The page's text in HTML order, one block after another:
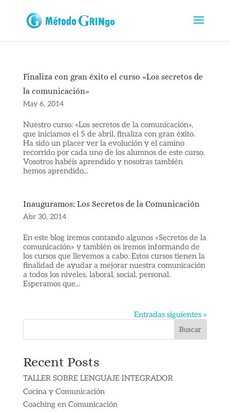
Finaliza con gran éxito el curso «Los secretos de
la comunicación»
May 6, 2014
Nuestro curso: «Los secretos de la comunicación»,
que iniciamos el 5 de abril, finaliza con gran éxito.
Ha sido un placer ver la evolución y el camino
recorrido por cada uno de los alumnos de este curso.
Vosotros habéis aprendido y nosotras también
hemos aprendido...
Inauguramos: Los Secretos de la Comunicación
Abr 30, 2014
En este blog iremos contando algunos «Secretos de la
comunicación» y también os iremos informando de
los cursos que llevemos a cabo. Estos cursos tienen la
finalidad de ayudar a mejorar nuestra comunicación
a todos los niveles, laboral, social, personal.
Esperamos que...
Entradas siguientes »
Buscar
Recent Posts
TALLER SOBRE LENGUAJE INTEGRADOR
Cocina y Comunicación
Coaching en Comunicación